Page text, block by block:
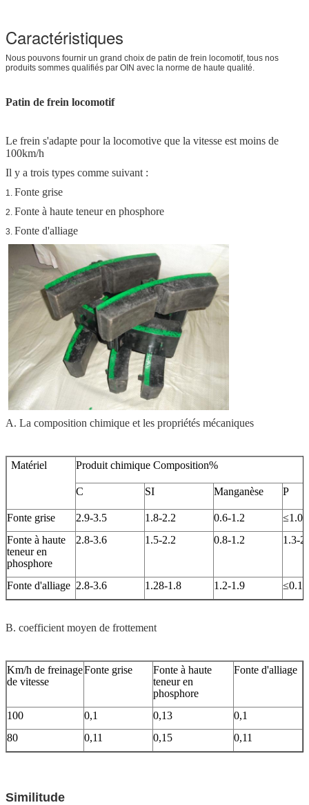
Caractéristiques
Nous pouvons fournir un grand choix de patin de frein locomotif, tous nos
produits sommes qualifiés par OIN avec la norme de haute qualité.
Patin de frein locomotif
Le frein s'adapte pour la locomotive que la vitesse est moins de
100km/h
Il y a trois types comme suivant :
1. Fonte grise
2. Fonte à haute teneur en phosphore
3. Fonte d'alliage
A. La composition chimique et les propriétés mécaniques
Matériel Produit chimique Composition%
C SI Manganèse P
Fonte grise 2.9-3.5 1.8-2.2 0.6-1.2
≤1.0
Fonte à haute
teneur en
phosphore
2.8-3.6 1.5-2.2 0.8-1.2 1.3-
Fonte d'alliage 2.8-3.6 1.28-1.8 1.2-1.9 ≤0.15
B. coefficient moyen de frottement
Km/h de freinage
de vitesse
Fonte grise
Fonte à haute
teneur en
phosphore
Fonte d'alliage
100 0,1 0,13
0,1
80
0,11 0,15 0,11
Similitude